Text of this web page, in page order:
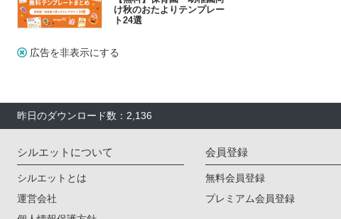
け秋のおたよりテンプレー
ト24選
広告を非表示にする
昨日のダウンロード数：2,136
シルエットについて
シルエットとは
運営会社
会員登録
無料会員登録
プレミアム会員登録